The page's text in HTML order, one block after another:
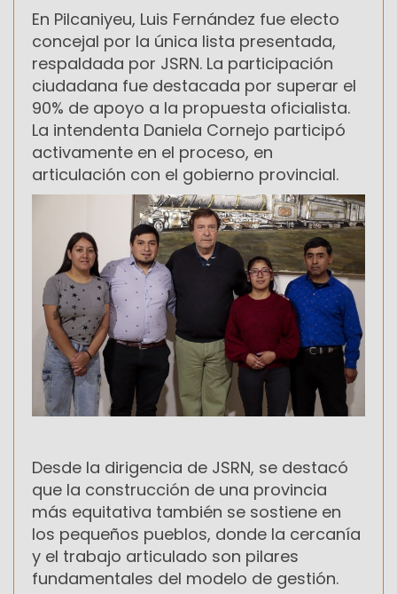
En Pilcaniyeu, Luis Fernández fue electo
concejal por la única lista presentada,
respaldada por JSRN. La participación
ciudadana fue destacada por superar el
90% de apoyo a la propuesta oficialista.
La intendenta Daniela Cornejo participó
activamente en el proceso, en
articulación con el gobierno provincial.
Desde la dirigencia de JSRN, se destacó
que la construcción de una provincia
más equitativa también se sostiene en
los pequeños pueblos, donde la cercanía
y el trabajo articulado son pilares
fundamentales del modelo de gestión.